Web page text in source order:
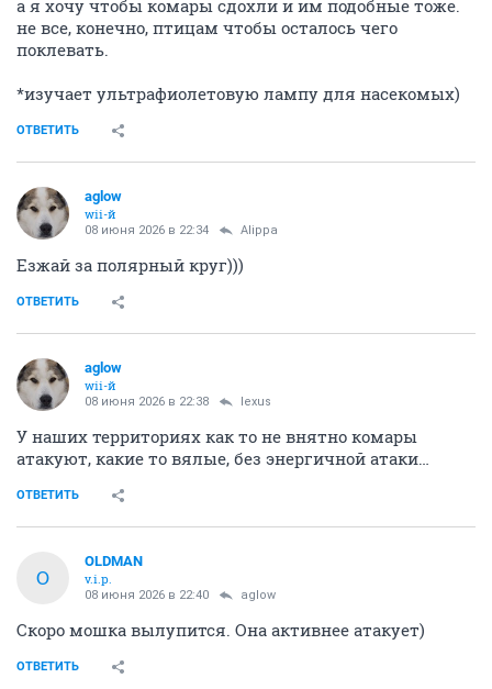
а я хочу чтобы комары сдохли и им подобные тоже.
не все, конечно, птицам чтобы осталось чего
поклевать.
*изучает ультрафиолетовую лампу для насекомых)
ОТВЕТИТЬ
aglow
wii-й
08 июня 2026 в 22:34 Alippa
Езжай за полярный круг)))
ОТВЕТИТЬ
aglow
wii-й
08 июня 2026 в 22:38 lexus
У наших территориях как то не внятно комары
атакуют, какие то вялые, без энергичной атаки…
ОТВЕТИТЬ
O
OLDMAN
v.i.p.
08 июня 2026 в 22:40 aglow
Скоро мошка вылупится. Она активнее атакует)
ОТВЕТИТЬ